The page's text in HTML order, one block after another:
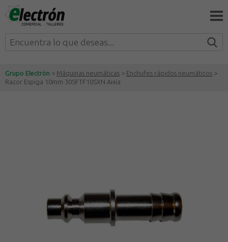
Grupo Electrón > Máquinas neumáticas > Enchufes rápidos neumáticos >
Racor Espiga 10mm 30SFTF10SXN Aixia